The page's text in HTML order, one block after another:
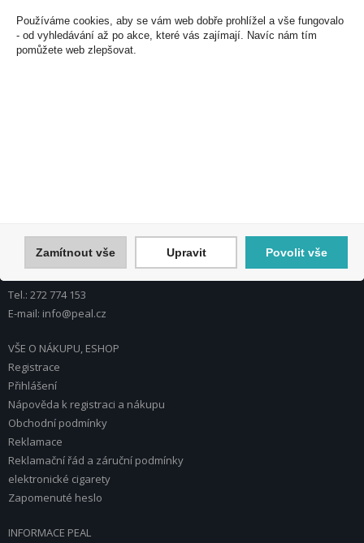
101 00 Praha 10
Česká republika
Tel.: 272 774 153
E-mail: info@peal.cz
VŠE O NÁKUPU, ESHOP
Registrace
Přihlášení
Nápověda k registraci a nákupu
Obchodní podmínky
Reklamace
Reklamační řád a záruční podmínky
elektronické cigarety
Zapomenuté heslo
INFORMACE PEAL
Používáme cookies, aby se vám web dobře prohlížel a vše fungovalo
- od vyhledávání až po akce, které vás zajímají. Navíc nám tím
pomůžete web zlepšovat.
Zamítnout vše Upravit Povolit vše